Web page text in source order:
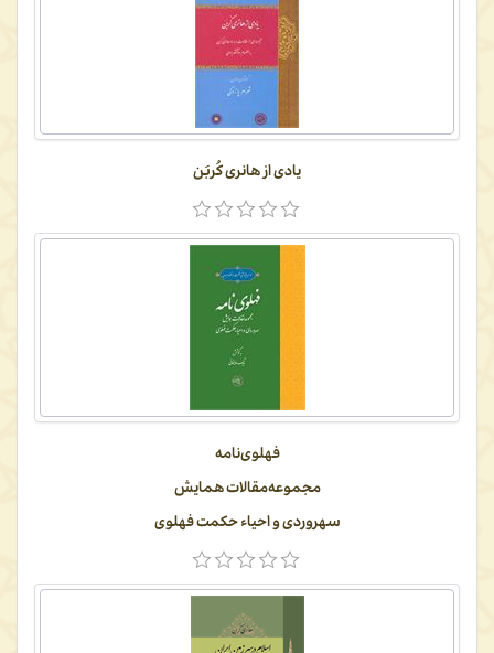
یادی از هانری کُربَن
فهلوی‌نامه
مجموعه‌مقالات همایش
سهروردی و احیاء حکمت فهلوی